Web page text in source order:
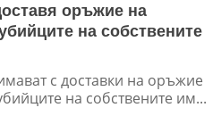
оръжие на
на собствените
с доставки на оръжие
на собствените им...